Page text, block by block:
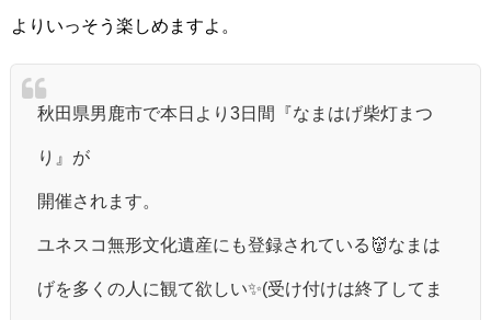
よりいっそう楽しめますよ。
秋田県男鹿市で本日より3日間『なまはげ柴灯まつ
り』が
開催されます。
ユネスコ無形文化遺産にも登録されている👹なまは
げを多くの人に観て欲しい✨(受け付けは終了してま